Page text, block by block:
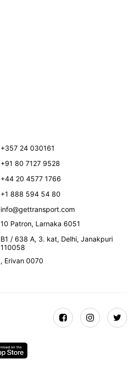
+357 24 030161
+91 80 7127 9528
+44 20 4577 1766
+1 888 594 54 80
info@gettransport.com
10 Patron, Larnaka 6051
B1 / 638 A, 3. kat, Delhi,Janakpuri
110058
, Erivan 0070